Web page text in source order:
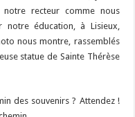
recteur comme nous
éducation, à Lisieux,
nous montre, rassemblés
statue de Sainte Thérèse
des souvenirs ? Attendez !